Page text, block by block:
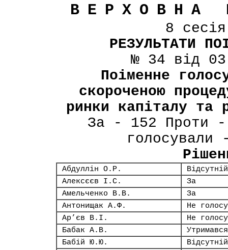
ВЕРХОВНА
8
РЕЗУЛЬТАТИ
№ 34 від
Поіменне
скороченою
ринки капіталу та
За - 152 Проти
Абдуллін О.Р.
Відсутній
Алексєєв І.С.
За
Амельченко В.В.
За
Антонищак А.Ф.
Не
Ар’єв В.І.
Не
Бабак А.В.
Утримався
Бабій Ю.Ю.
Відсутній